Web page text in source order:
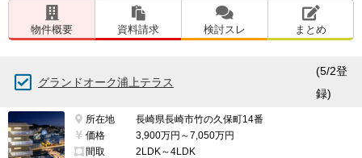
物件概要 資料請求 検討スレ まとめ
グランドオーク浦上テラス
(5/2登
録)
所在地
長崎県長崎市竹の久保町14番
価格
3,900万円～7,050万円
間取
2LDK～4LDK